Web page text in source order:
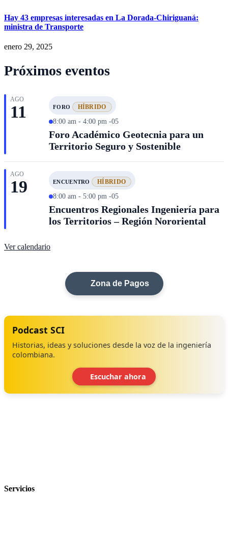
Hay 43 empresas interesadas en La Dorada-Chiriguaná:
ministra de Transporte
enero 29, 2025
Próximos eventos
AGO
11 FORO HÍBRIDO
8:00 am - 4:00 pm -05
Foro Académico Geotecnia para un
Territorio Seguro y Sostenible
AGO
19 ENCUENTRO HÍBRIDO
8:00 am - 5:00 pm -05
Encuentros Regionales Ingeniería para
los Territorios – Región Nororiental
Ver calendario
Zona de Pagos
Podcast SCI
Historias, ideas y soluciones desde la voz de la ingeniería
colombiana.
Escuchar ahora
Servicios